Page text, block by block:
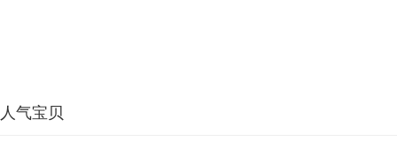
人气宝贝